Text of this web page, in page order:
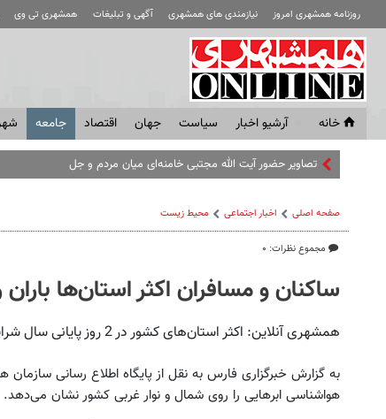
روزنامه همشهری امروز نیازمندی های همشهری آگهی و تبلیغات همشهری تی وی
خانه آرشیو اخبار سياست جهان اقتصاد جامعه
تصاویر حضور آیت الله مجتبی خامنه‌ای میان مردم و جلسات با
صفحه اصلی اخبار اجتماعی محیط زیست
مجموع نظرات: ۰
ساکنان و مسافران اکثر استان‌ها
همشهری آنلاین: اکثر استان‌های کشور در 2 روز پایانی سال شرایط نیمه ابری همراه با بارش باران را تجربه می‌کنند.
به گزارش خبرگزاری فارس به نقل از پایگاه اطلاع رسانی
هواشناسی ابرهایی را روی شمال و نوار غربی کشور نشان می‌دهد.